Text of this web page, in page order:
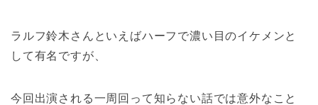
ラルフ鈴木さんといえばハーフで濃い目のイケメンと
して有名ですが、
今回出演される一周回って知らない話では意外なこと